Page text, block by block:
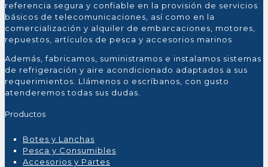
referencia segura y confiable en la provisión de servicios
básicos de telecomunicaciones, así como en la
comercialización y alquiler de embarcaciones, motores,
repuestos, artículos de pesca y accesorios marinos
Además, fabricamos, suministramos e instalamos sistemas
de refrigeración y aire acondicionado adaptados a sus
requerimientos. Llámenos o escríbanos, con gusto
atenderemos todas sus dudas.
Productos
Botes y Lanchas
Pesca y Consumibles
Accesorios y Partes